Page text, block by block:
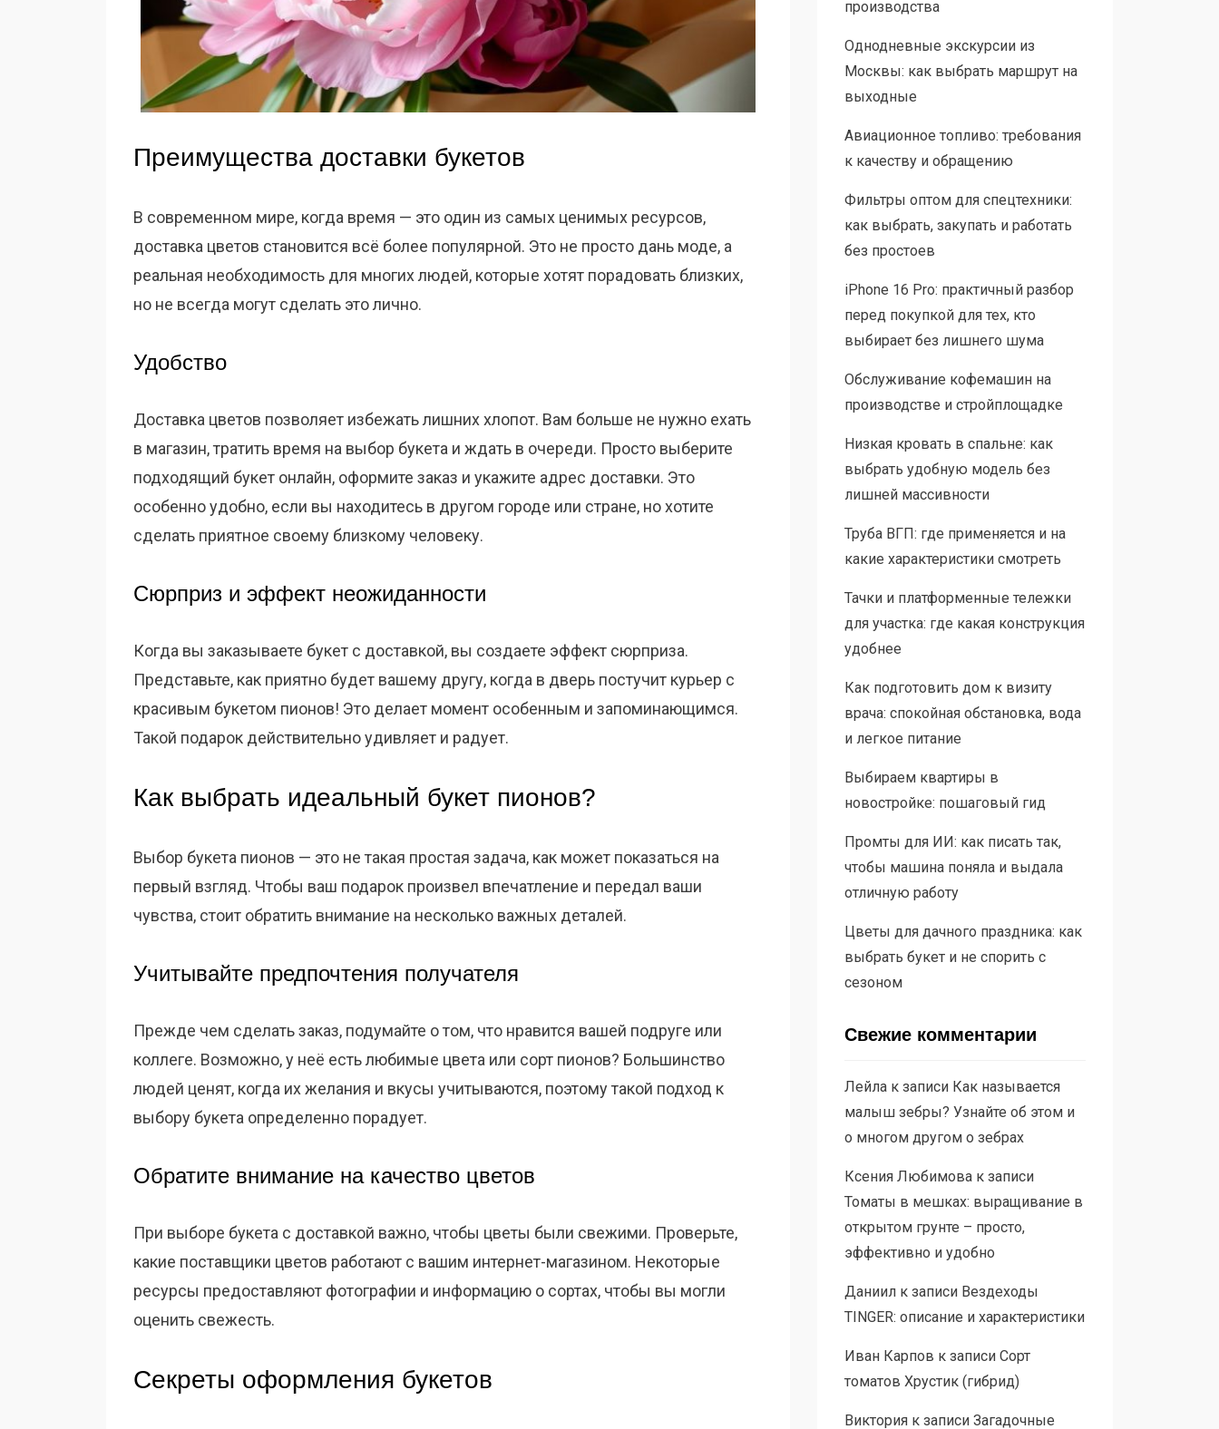
Преимущества доставки букетов
В современном мире, когда время — это один из самых ценимых ресурсов,
доставка цветов становится всё более популярной. Это не просто дань моде, а
реальная необходимость для многих людей, которые хотят порадовать близких,
но не всегда могут сделать это лично.
Удобство
Доставка цветов позволяет избежать лишних хлопот. Вам больше не нужно ехать
в магазин, тратить время на выбор букета и ждать в очереди. Просто выберите
подходящий букет онлайн, оформите заказ и укажите адрес доставки. Это
особенно удобно, если вы находитесь в другом городе или стране, но хотите
сделать приятное своему близкому человеку.
Сюрприз и эффект неожиданности
Когда вы заказываете букет с доставкой, вы создаете эффект сюрприза.
Представьте, как приятно будет вашему другу, когда в дверь постучит курьер с
красивым букетом пионов! Это делает момент особенным и запоминающимся.
Такой подарок действительно удивляет и радует.
Как выбрать идеальный букет пионов?
Выбор букета пионов — это не такая простая задача, как может показаться на
первый взгляд. Чтобы ваш подарок произвел впечатление и передал ваши
чувства, стоит обратить внимание на несколько важных деталей.
Учитывайте предпочтения получателя
Прежде чем сделать заказ, подумайте о том, что нравится вашей подруге или
коллеге. Возможно, у неё есть любимые цвета или сорт пионов? Большинство
людей ценят, когда их желания и вкусы учитываются, поэтому такой подход к
выбору букета определенно порадует.
Обратите внимание на качество цветов
При выборе букета с доставкой важно, чтобы цветы были свежими. Проверьте,
какие поставщики цветов работают с вашим интернет-магазином. Некоторые
ресурсы предоставляют фотографии и информацию о сортах, чтобы вы могли
оценить свежесть.
Секреты оформления букетов
производства
Однодневные экскурсии из
Москвы: как выбрать маршрут на
выходные
Авиационное топливо: требования
к качеству и обращению
Фильтры оптом для спецтехники:
как выбрать, закупать и работать
без простоев
iPhone 16 Pro: практичный разбор
перед покупкой для тех, кто
выбирает без лишнего шума
Обслуживание кофемашин на
производстве и стройплощадке
Низкая кровать в спальне: как
выбрать удобную модель без
лишней массивности
Труба ВГП: где применяется и на
какие характеристики смотреть
Тачки и платформенные тележки
для участка: где какая конструкция
удобнее
Как подготовить дом к визиту
врача: спокойная обстановка, вода
и легкое питание
Выбираем квартиры в
новостройке: пошаговый гид
Промты для ИИ: как писать так,
чтобы машина поняла и выдала
отличную работу
Цветы для дачного праздника: как
выбрать букет и не спорить с
сезоном
Свежие комментарии
Лейлак записи Как называется
малыш зебры? Узнайте об этом и
о многом другом о зебрах
Ксения Любимовак записи
Томаты в мешках: выращивание в
открытом грунте – просто,
эффективно и удобно
Даниилк записи Вездеходы
TINGER: описание и характеристики
Иван Карпов к записи Сорт
томатов Хрустик (гибрид)
Викторияк записи Загадочные